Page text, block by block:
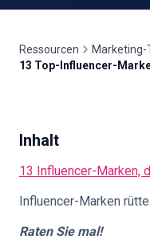
Ressourcen
Marketing-
13 Top-Influencer-
Inhalt
13 Influencer-Marken,
Influencer-Marken
Raten Sie mal!